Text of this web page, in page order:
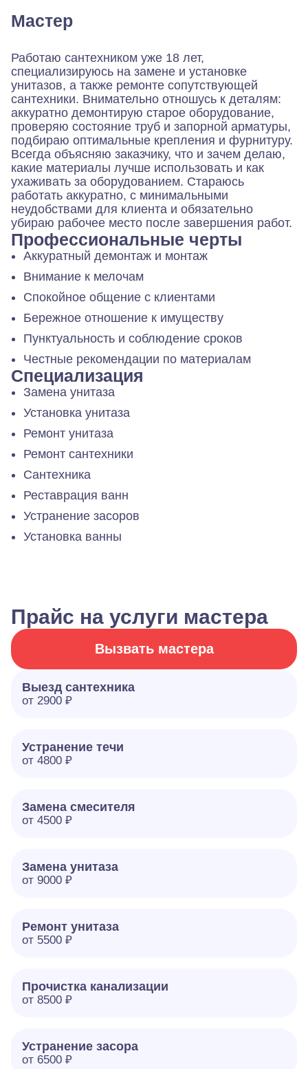
Мастер
Работаю сантехником уже 18 лет,
специализируюсь на замене и установке
унитазов, а также ремонте сопутствующей
сантехники. Внимательно отношусь к деталям:
аккуратно демонтирую старое оборудование,
проверяю состояние труб и запорной арматуры,
подбираю оптимальные крепления и фурнитуру.
Всегда объясняю заказчику, что и зачем делаю,
какие материалы лучше использовать и как
ухаживать за оборудованием. Стараюсь
работать аккуратно, с минимальными
неудобствами для клиента и обязательно
убираю рабочее место после завершения работ.
Профессиональные черты
Аккуратный демонтаж и монтаж
Внимание к мелочам
Спокойное общение с клиентами
Бережное отношение к имуществу
Пунктуальность и соблюдение сроков
Честные рекомендации по материалам
Специализация
Замена унитаза
Установка унитаза
Ремонт унитаза
Ремонт сантехники
Сантехника
Реставрация ванн
Устранение засоров
Установка ванны
Прайс на услуги мастера
Вызвать мастера
Выезд сантехника
от 2900 ₽
Устранение течи
от 4800 ₽
Замена смесителя
от 4500 ₽
Замена унитаза
от 9000 ₽
Ремонт унитаза
от 5500 ₽
Прочистка канализации
от 8500 ₽
Устранение засора
от 6500 ₽